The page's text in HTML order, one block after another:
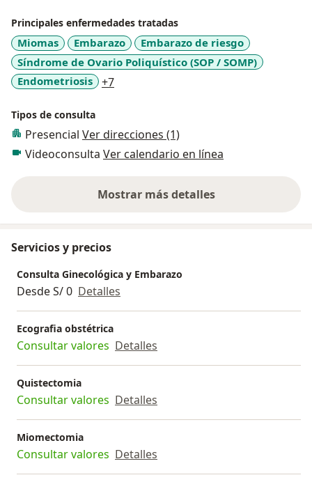
Principales enfermedades tratadas
Miomas Embarazo
Embarazo de riesgo
Síndrome de Ovario Poliquístico (SOP / SOMP)
Endometriosis
+7a11y_sr_more_diseases
Tipos de consulta
Presencial Ver direcciones (1)
Videoconsulta Ver calendario en línea
Mostrar más detalles
sobre la experiencia
Servicios y precios
Consulta Ginecológica y Embarazo
Desde S/ 0 Detalles
Ecografia obstétrica
Consultar valores Detalles
Quistectomia
Consultar valores Detalles
Miomectomia
Consultar valores Detalles